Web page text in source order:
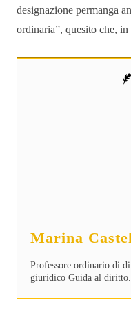
designazione permanga
ordinaria”, quesito che,
Marina
Professore ordinario di
giuridico Guida al diritto.